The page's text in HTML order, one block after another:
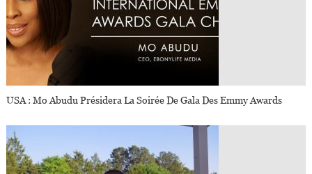
USA : Mo Abudu Présidera La Soirée De Gala Des Emmy Awards